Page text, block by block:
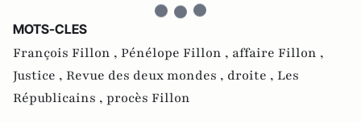
MOTS-CLES
François Fillon , Pénélope Fillon , affaire Fillon ,
Justice , Revue des deux mondes , droite , Les
Républicains , procès Fillon